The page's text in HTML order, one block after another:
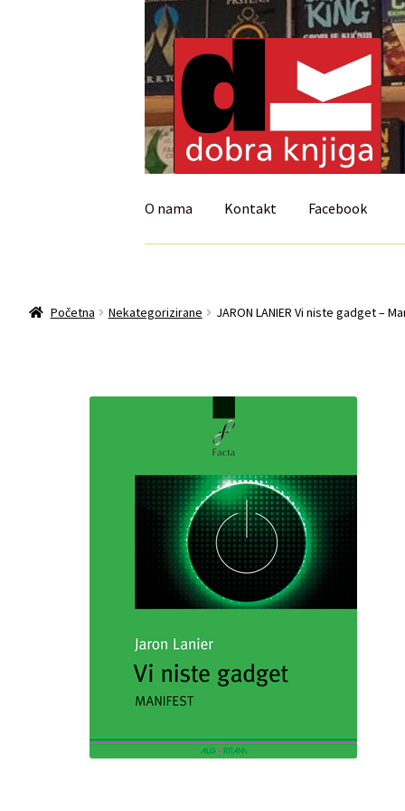
Preskoči
na
navigaciju
Skoči
do
sadržaja
O nama Kontakt Facebook
Uvjeti prodaje i dostava
Početna Nekategorizirane JARON LANIER Vi niste gadget –